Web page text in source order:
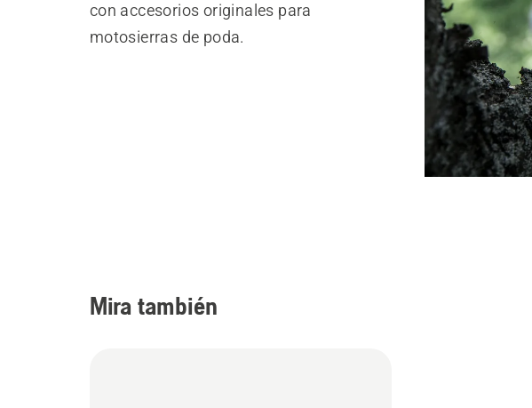
con accesorios originales para
motosierras de poda.
Mira también